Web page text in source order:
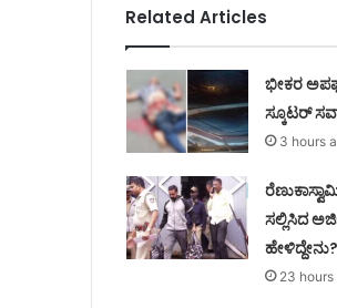
Related Articles
ಭೀಕರ
ಸ್ಕೂಟರ್
3 hours
ಸಲ್ಲಿಸಿದ
23 hours